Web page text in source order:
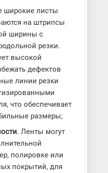
широкие листы
на штрипсы
ширины с
резки.
высокой
дефектов
линии резки
что обеспечивает
размеры;
. Ленты могут
полировке или
покрытий, для